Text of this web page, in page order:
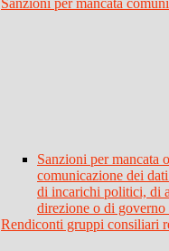
Sanzioni per mancata
Sanzioni per mancata
comunicazione dei
di incarichi politici, di
direzione o di governo
Rendiconti gruppi consiliari